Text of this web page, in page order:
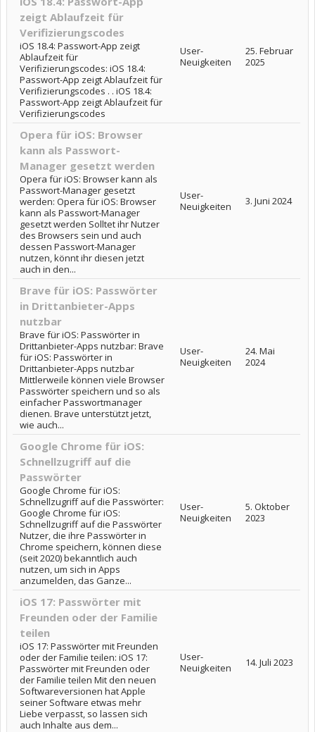
zeigt Ablaufzeit für
Verifizierungscodes
iOS 18.4: Passwort-App zeigt
Ablaufzeit für
Verifizierungscodes: iOS 18.4:
Passwort-App zeigt Ablaufzeit für
Verifizierungscodes . . iOS 18.4:
Passwort-App zeigt Ablaufzeit für
Verifizierungscodes
User-
Neuigkeiten
25. Februar
2025
Opera für iOS: Browser
kann als Passwort-
Manager gesetzt werden
Opera für iOS: Browser kann als
Passwort-Manager gesetzt
werden: Opera für iOS: Browser
kann als Passwort-Manager
gesetzt werden Solltet ihr Nutzer
des Browsers sein und auch
dessen Passwort-Manager
nutzen, könnt ihr diesen jetzt
auch in den...
User-
Neuigkeiten
3. Juni 2024
Brave für iOS: Passwörter
in Drittanbieter-Apps
nutzbar
Brave für iOS: Passwörter in
Drittanbieter-Apps nutzbar: Brave
für iOS: Passwörter in
Drittanbieter-Apps nutzbar
Mittlerweile können viele Browser
Passwörter speichern und so als
einfacher Passwortmanager
dienen. Brave unterstützt jetzt,
wie auch...
User-
Neuigkeiten
24. Mai
2024
Google Chrome für iOS:
Schnellzugriff auf die
Passwörter
Google Chrome für iOS:
Schnellzugriff auf die Passwörter:
Google Chrome für iOS:
Schnellzugriff auf die Passwörter
Nutzer, die ihre Passwörter in
Chrome speichern, können diese
(seit 2020) bekanntlich auch
nutzen, um sich in Apps
anzumelden, das Ganze...
User-
Neuigkeiten
5. Oktober
2023
iOS 17: Passwörter mit
Freunden oder der Familie
teilen
iOS 17: Passwörter mit Freunden
oder der Familie teilen: iOS 17:
Passwörter mit Freunden oder
der Familie teilen Mit den neuen
Softwareversionen hat Apple
seiner Software etwas mehr
Liebe verpasst, so lassen sich
auch Inhalte aus dem...
User-
Neuigkeiten
14. Juli 2023